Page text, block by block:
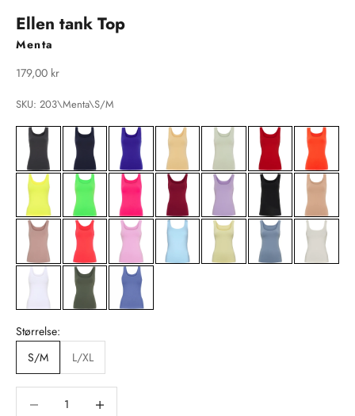
Ellen tank Top
Menta
Salgspris
179,00 kr
SKU: 203\Menta\S/M
Størrelse:
S/M
L/XL